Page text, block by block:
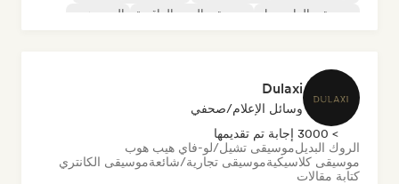
موسيقى الدانسهول
موسيقى البوب الراقصة
الهيب هوب
Dulaxi
وسائل الإعلام/صحفي
> 3000 إجابة تم تقديمها
الروك البديلموسيقى تشيل/لو-فاي هيب هوب
موسيقى كلاسيكيةموسيقى تجارية/شائعةموسيقى الكانتري
كتابة مقالات